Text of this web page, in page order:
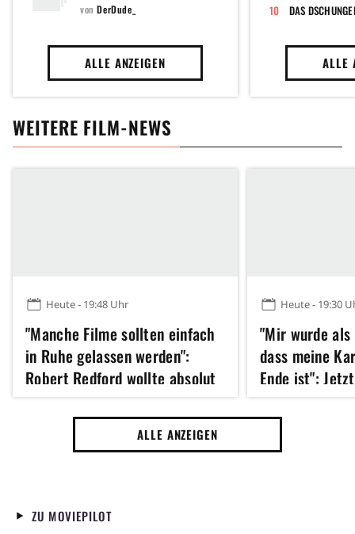
vonDerDude_
ALLE ANZEIGEN
DAS
ALLE
WEITERE FILM-NEWS
Heute - 19:48 Uhr
"Manche Filme sollten einfach
in Ruhe gelassen werden":
Robert Redford wollte absolut
kein Remake dieses Klassikers
der 70er Jahre
Heute - 19:30
"Mir wurde
dass meine
Ende ist":
Hathaway 43
Jahres gedreht
ALLE ANZEIGEN
ZU MOVIEPILOT